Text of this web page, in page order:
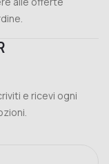
e ricevi ogni